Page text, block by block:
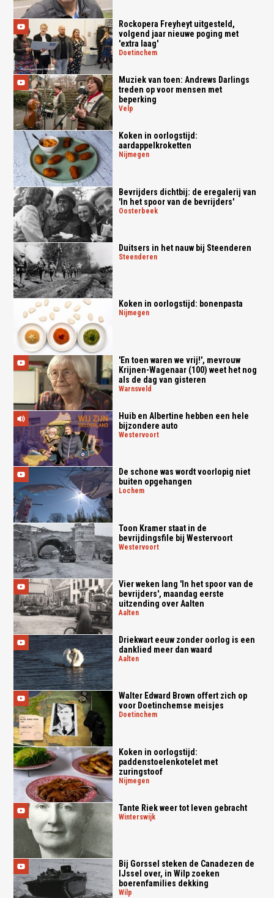
Rockopera Freyheyt uitgesteld,
volgend jaar nieuwe poging met
'extra laag'
doetinchem
Muziek van toen: Andrews Darlings
treden op voor mensen met
beperking
velp
Koken in oorlogstijd:
aardappelkroketten
nijmegen
Bevrijders dichtbij: de eregalerij van
'In het spoor van de bevrijders'
oosterbeek
Duitsers in het nauw bij Steenderen
steenderen
Koken in oorlogstijd: bonenpasta
nijmegen
'En toen waren we vrij!', mevrouw
Krijnen-Wagenaar (100) weet het nog
als de dag van gisteren
warnsveld
Huib en Albertine hebben een hele
bijzondere auto
westervoort
De schone was wordt voorlopig niet
buiten opgehangen
lochem
Toon Kramer staat in de
bevrijdingsfile bij Westervoort
westervoort
Vier weken lang 'In het spoor van de
bevrijders', maandag eerste
uitzending over Aalten
aalten
Driekwart eeuw zonder oorlog is een
danklied meer dan waard
aalten
Walter Edward Brown offert zich op
voor Doetinchemse meisjes
doetinchem
Koken in oorlogstijd:
paddenstoelenkotelet met
zuringstoof
nijmegen
Tante Riek weer tot leven gebracht
winterswijk
Bij Gorssel steken de Canadezen de
IJssel over, in Wilp zoeken
boerenfamilies dekking
wilp